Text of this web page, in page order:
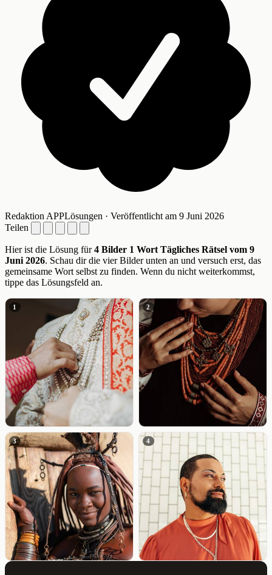
Redaktion APPLösungen · Veröffentlicht am 9 Juni 2026
Teilen
Hier ist die Lösung für4 Bilder 1 Wort Tägliches Rätsel vom 9
Juni 2026. Schau dir die vier Bilder unten an und versuch erst, das
gemeinsame Wort selbst zu finden. Wenn du nicht weiterkommst,
tippe das Lösungsfeld an.
1 2
3 4